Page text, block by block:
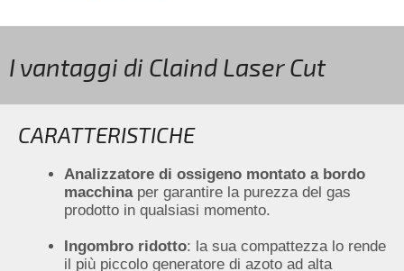
I vantaggi di Claind Laser Cut
CARATTERISTICHE
Analizzatore di ossigeno montato a bordo
macchinaper garantire la purezza del gas
prodotto in qualsiasi momento.
Ingombro ridotto: la sua compattezza lo rende
il più piccolo generatore di azoto ad alta